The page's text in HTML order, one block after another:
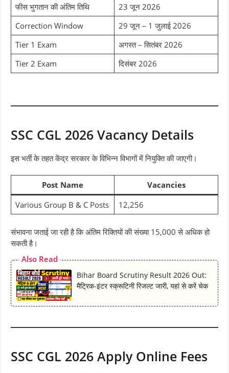
फीस भुगतान की अंतिम तिथि
23 जून 2026
Correction Window
29 जून – 1 जुलाई 2026
Tier 1 Exam
अगस्त – सितंबर 2026
Tier 2 Exam
दिसंबर 2026
SSC CGL 2026 Vacancy Details
इस भर्ती के तहत केंद्र सरकार के विभिन्न विभागों में नियुक्ति की जाएगी।
Post Name
Vacancies
Various Group B & C Posts
12,256
संभावना जताई जा रही है कि अंतिम रिक्तियों की संख्या 15,000 से अधिक हो
सकती है।
Also Read
Bihar Board Scrutiny Result 2026 Out:
मैट्रिक-इंटर स्क्रूटिनी रिजल्ट जारी, यहां से करें चेक
SSC CGL 2026 Apply Online Fees